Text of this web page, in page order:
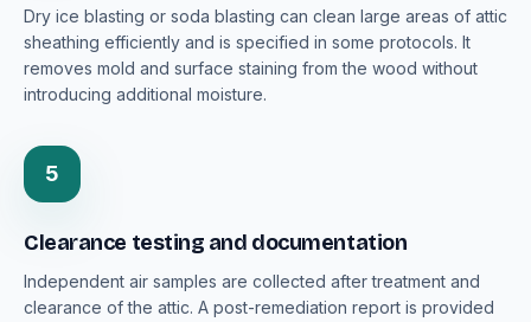
Dry ice blasting or soda blasting can clean large areas of attic
sheathing efficiently and is specified in some protocols. It
removes mold and surface staining from the wood without
introducing additional moisture.
5
Clearance testing and documentation
Independent air samples are collected after treatment and
clearance of the attic. A post-remediation report is provided